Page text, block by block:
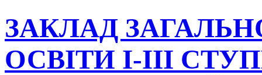
ЗАКЛАД
ОСВІТИ І-ІІІ